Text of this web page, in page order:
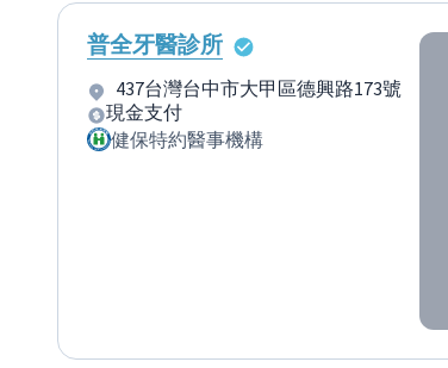
普全牙醫診所
437台灣台中市大甲區德興路173號
現金支付
健保特約醫事機構